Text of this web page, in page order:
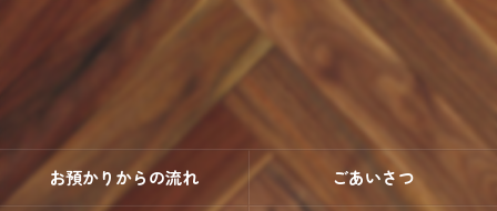
お預かりからの流れ ごあいさつ